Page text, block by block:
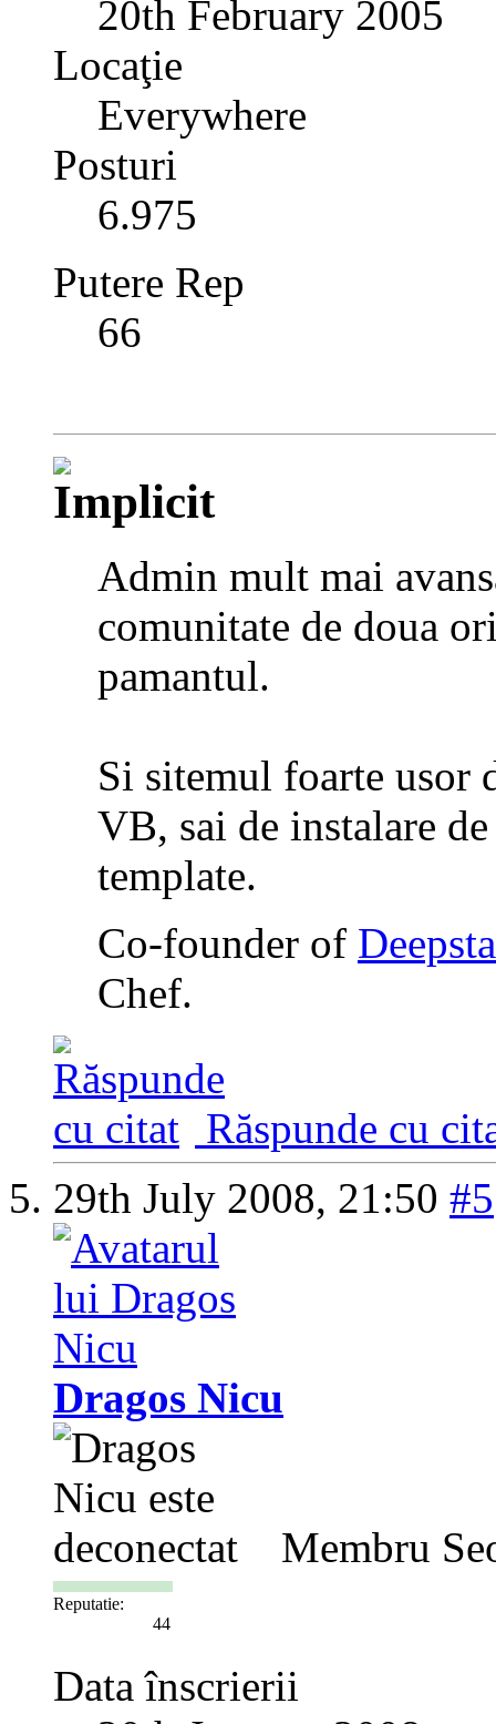
20th February 2005
Locaţie
Everywhere
Posturi
6.975
Putere Rep
66
Admin mult mai
comunitate de doua
pamantul.
Si sitemul foarte usor
VB, sai de instalare
template.
Co-founder of
Chef.
Răspunde cu
29th July 2008, 21:50 #5
Dragos Nicu
Membru
Reputatie:
44
Data înscrierii